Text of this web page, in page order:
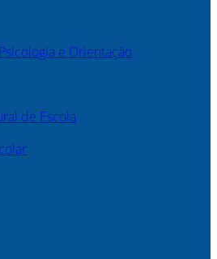
e Orientação
de Escola